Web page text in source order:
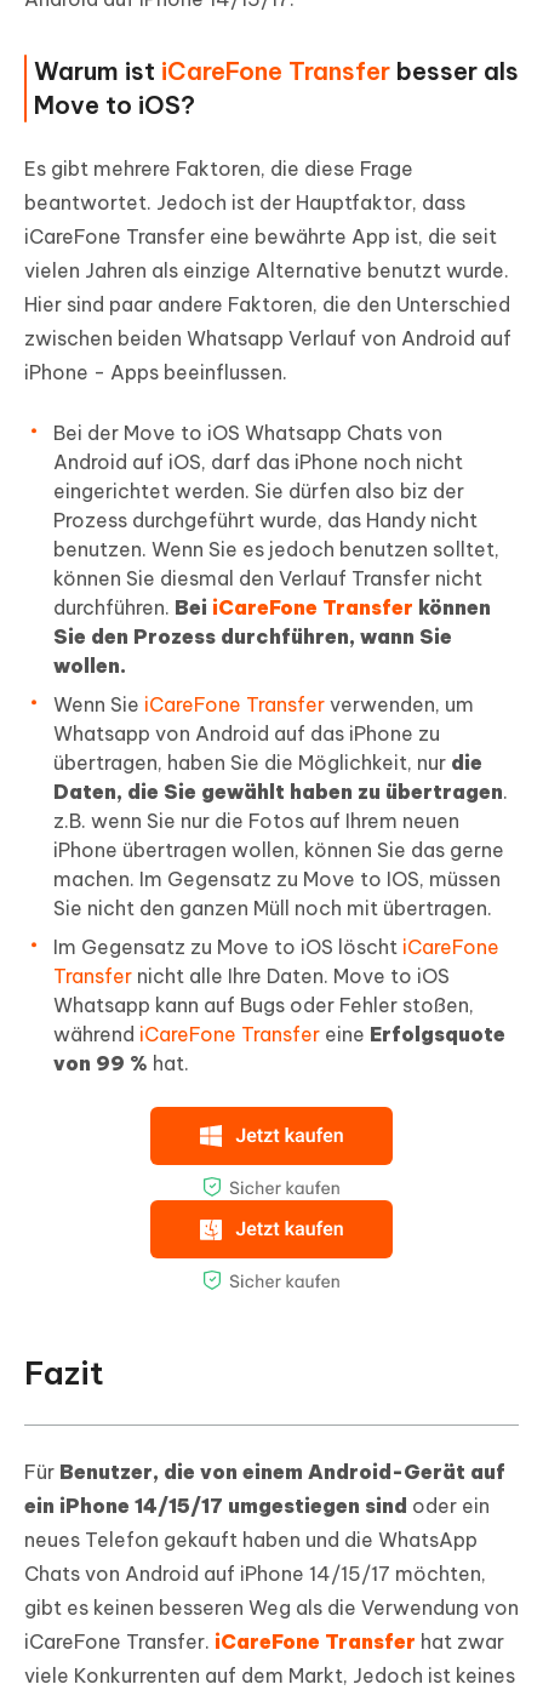
Warum ist iCareFone Transfer besser als
Move to iOS?
Es gibt mehrere Faktoren, die diese Frage
beantwortet. Jedoch ist der Hauptfaktor, dass
iCareFone Transfer eine bewährte App ist, die seit
vielen Jahren als einzige Alternative benutzt wurde.
Hier sind paar andere Faktoren, die den Unterschied
zwischen beiden Whatsapp Verlauf von Android auf
iPhone - Apps beeinflussen.
Bei der Move to iOS Whatsapp Chats von
Android auf iOS, darf das iPhone noch nicht
eingerichtet werden. Sie dürfen also biz der
Prozess durchgeführt wurde, das Handy nicht
benutzen. Wenn Sie es jedoch benutzen solltet,
können Sie diesmal den Verlauf Transfer nicht
durchführen. Bei iCareFone Transfer können
Sie den Prozess durchführen, wann Sie
wollen.
Wenn Sie iCareFone Transfer verwenden, um
Whatsapp von Android auf das iPhone zu
übertragen, haben Sie die Möglichkeit, nur die
Daten, die Sie gewählt haben zu übertragen.
z.B. wenn Sie nur die Fotos auf Ihrem neuen
iPhone übertragen wollen, können Sie das gerne
machen. Im Gegensatz zu Move to IOS, müssen
Sie nicht den ganzen Müll noch mit übertragen.
Im Gegensatz zu Move to iOS löscht iCareFone
Transfer nicht alle Ihre Daten. Move to iOS
Whatsapp kann auf Bugs oder Fehler stoßen,
während iCareFone Transfer eine Erfolgsquote
von 99 % hat.
Fazit
Für Benutzer, die von einem Android-Gerät auf
ein iPhone 14/15/17 umgestiegen sind oder ein
neues Telefon gekauft haben und die WhatsApp
Chats von Android auf iPhone 14/15/17 möchten,
gibt es keinen besseren Weg als die Verwendung von
iCareFone Transfer. iCareFone Transfer hat zwar
viele Konkurrenten auf dem Markt, Jedoch ist keines